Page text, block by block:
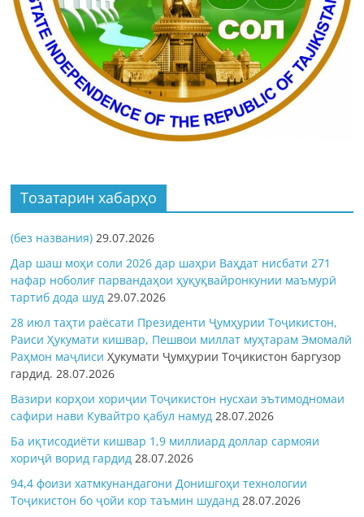
Тозатарин хабарҳо
(без названия) 29.07.2026
Дар шаш моҳи соли 2026 дар шаҳри Ваҳдат нисбати 271
нафар ноболиғ парвандаҳои ҳуқуқвайронкунии маъмурӣ
тартиб дода шуд 29.07.2026
28 июл таҳти раёсати Президенти Ҷумҳурии Тоҷикистон,
Раиси Ҳукумати кишвар, Пешвои миллат муҳтарам Эмомалӣ
Раҳмон маҷлисиҲукумати Ҷумҳурии Тоҷикистон баргузор
гардид.28.07.2026
Вазири корҳои хориҷии Тоҷикистон нусхаи эътимодномаи
сафири нави Кувайтро қабул намуд 28.07.2026
Ба иқтисодиёти кишвар 1,9 миллиард доллар сармояи
хориҷӣ ворид гардид 28.07.2026
94,4 фоизи хатмкунандагони Донишгоҳи технологии
Тоҷикистон бо ҷойи кор таъмин шуданд 28.07.2026